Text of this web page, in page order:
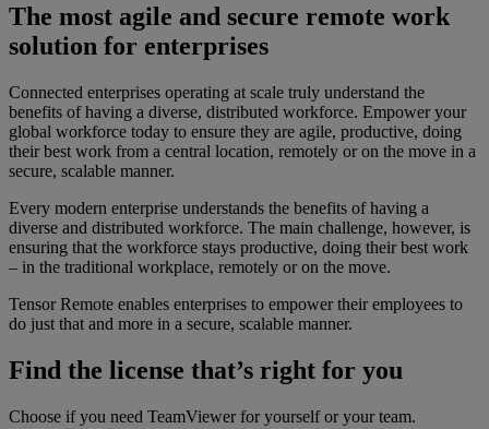
The most agile and secure remote work
solution for enterprises
Connected enterprises operating at scale truly understand the
benefits of having a diverse, distributed workforce. Empower your
global workforce today to ensure they are agile, productive, doing
their best work from a central location, remotely or on the move in a
secure, scalable manner.
Every modern enterprise understands the benefits of having a
diverse and distributed workforce. The main challenge, however, is
ensuring that the workforce stays productive, doing their best work
– in the traditional workplace, remotely or on the move.
Tensor Remote enables enterprises to empower their employees to
do just that and more in a secure, scalable manner.
Find the license that’s right for you
Choose if you need TeamViewer for yourself or your team.